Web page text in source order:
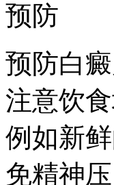
预防
预防白
注意饮
例如新
免精神